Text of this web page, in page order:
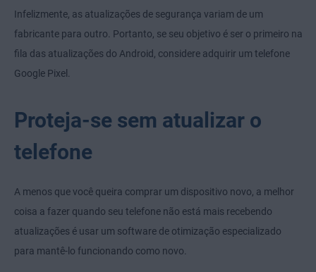
Infelizmente, as atualizações de segurança variam de um
fabricante para outro. Portanto, se seu objetivo é ser o primeiro na
fila das atualizações do Android, considere adquirir um telefone
Google Pixel.
Proteja-se sem atualizar o
telefone
A menos que você queira comprar um dispositivo novo, a melhor
coisa a fazer quando seu telefone não está mais recebendo
atualizações é usar um software de otimização especializado
para mantê-lo funcionando como novo.